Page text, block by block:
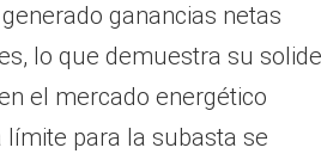
ganancias netas
lo que demuestra su
el mercado energético
para la subasta se